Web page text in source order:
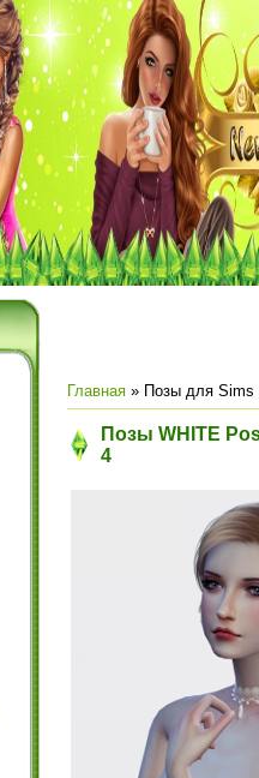
Главная » Позы для Sims
Позы WHITE
4